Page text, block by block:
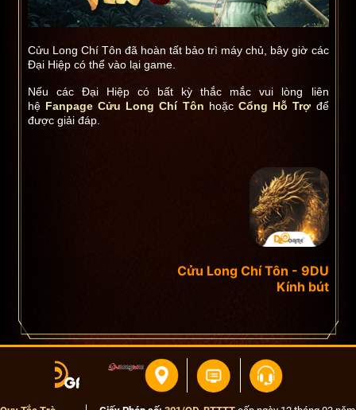
Cửu Long Chí Tôn đã hoàn tất bảo trì máy chủ, bây giờ các
Đại Hiệp có thể vào lại game.
Nếu các Đại Hiệp có bất kỳ thắc mắc vui lòng liên
hệ Fanpage Cửu Long Chí Tôn hoặc Cổng Hỗ Trợ để
được giải đáp.
Cửu Long Chí Tôn - 9DU
Kính bút